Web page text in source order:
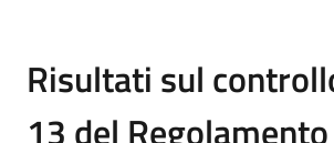
Risultati sul
13 del Regolamento